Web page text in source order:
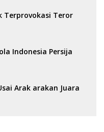
Terprovokasi Teror
Indonesia Persija
Arak arakan Juara